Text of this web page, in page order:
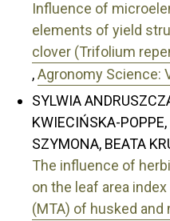
Influence of
elements of yield
clover (Trifolium
,Agronomy Science:
SYLWIA
KWIECIŃSKA-
SZYMONA, BEATA
The influence of
on the leaf area
(MTA) of husked and